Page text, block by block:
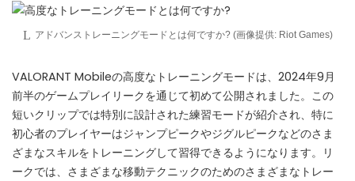
🎁Limited-time game codes
Global contests to win full Steam games & gift cards
🚫Zero Ads • Zero Spam
📲Instant Telegram Delivery
Everything arrives directly — faster than websites or email
アドバンストレーニングモードとは何ですか? (画像提供: Riot Games)
VALORANT Mobileの高度なトレーニングモードは、2024年9月
前半のゲームプレイリークを通じて初めて公開されました。この
短いクリップでは特別に設計された練習モードが紹介され、特に
初心者のプレイヤーはジャンプピークやジグルピークなどのさま
ざまなスキルをトレーニングして習得できるようになります。リ
ークでは、さまざまな移動テクニックのためのさまざまなトレー